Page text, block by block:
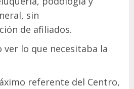
sin
de afiliados.
ver lo que necesitaba la
referente del Centro,